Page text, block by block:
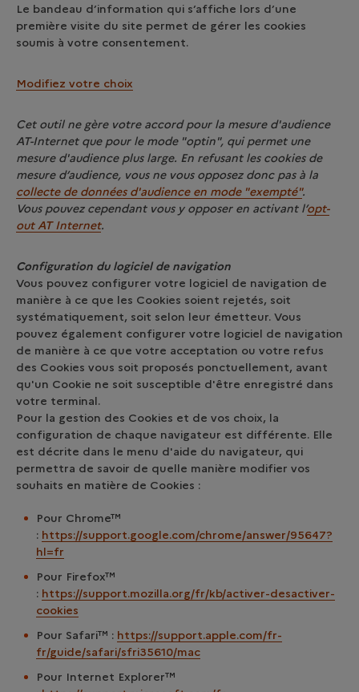
Le bandeau d’information qui s’affiche lors d’une
première visite du site permet de gérer les cookies
soumis à votre consentement.
Modifiez votre choix
Cet outil ne gère votre accord pour la mesure d'audience
AT-Internet que pour le mode "optin", qui permet une
mesure d'audience plus large. En refusant les cookies de
mesure d’audience, vous ne vous opposez donc pas à la
collecte de données d'audience en mode "exempté".
Vous pouvez cependant vous y opposer en activant l’opt-
out AT Internet.
Configuration du logiciel de navigation
Vous pouvez configurer votre logiciel de navigation de
manière à ce que les Cookies soient rejetés, soit
systématiquement, soit selon leur émetteur. Vous
pouvez également configurer votre logiciel de navigation
de manière à ce que votre acceptation ou votre refus
des Cookies vous soit proposés ponctuellement, avant
qu'un Cookie ne soit susceptible d'être enregistré dans
votre terminal.
Pour la gestion des Cookies et de vos choix, la
configuration de chaque navigateur est différente. Elle
est décrite dans le menu d'aide du navigateur, qui
permettra de savoir de quelle manière modifier vos
souhaits en matière de Cookies :
Pour Chrome™
: https://support.google.com/chrome/answer/95647?
hl=fr
Pour Firefox™
: https://support.mozilla.org/fr/kb/activer-desactiver-
cookies
Pour Safari™ : https://support.apple.com/fr-
fr/guide/safari/sfri35610/mac
Pour Internet Explorer™